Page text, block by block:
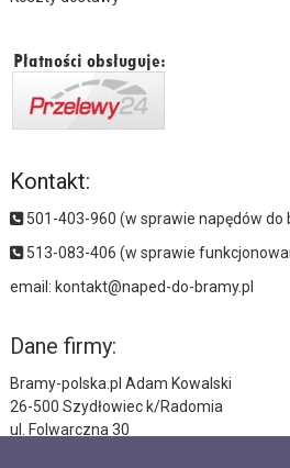
Kontakt:
501-403-960 (w sprawie napędów do
513-083-406 (w sprawie
email: kontakt@naped-do-bramy.pl
Dane firmy:
Bramy-polska.pl Adam Kowalski
26-500 Szydłowiec k/Radomia
ul. Folwarczna 30